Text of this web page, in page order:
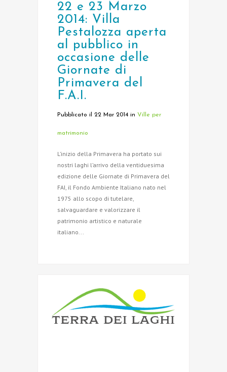
22 e 23 Marzo
2014: Villa
Pestalozza aperta
al pubblico in
occasione delle
Giornate di
Primavera del
F.A.I.
Pubblicato il 22 Mar 2014 in Ville per
matrimonio
L’inizio della Primavera ha portato sui
nostri laghi l’arrivo della ventiduesima
edizione delle Giornate di Primavera del
FAI, il Fondo Ambiente Italiano nato nel
1975 allo scopo di tutelare,
salvaguardare e valorizzare il
patrimonio artistico e naturale
italiano...